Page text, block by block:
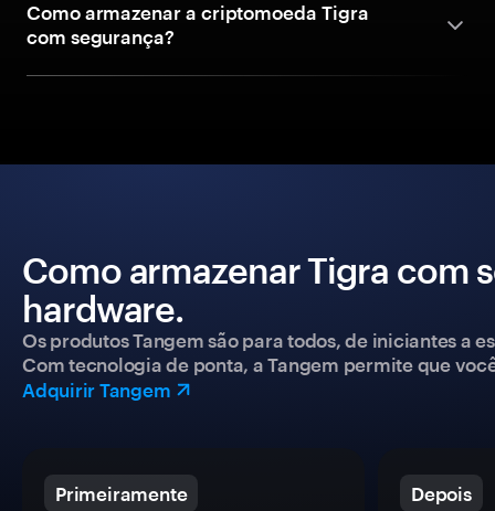
Como armazenar a criptomoeda Tigra
com segurança?
Como armazenar Tigra com
hardware.
Os produtos Tangem são para todos, de iniciantes a
Com tecnologia de ponta, a Tangem permite que
Adquirir Tangem
Primeiramente Depois